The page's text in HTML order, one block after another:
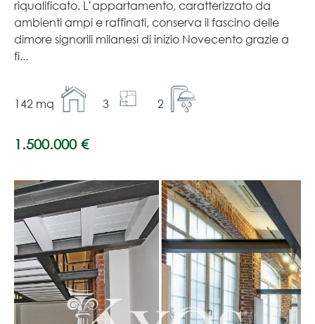
riqualificato. L’appartamento, caratterizzato da
ambienti ampi e raffinati, conserva il fascino delle
dimore signorili milanesi di inizio Novecento grazie a
fi...
142 mq 3 2
1.500.000 €